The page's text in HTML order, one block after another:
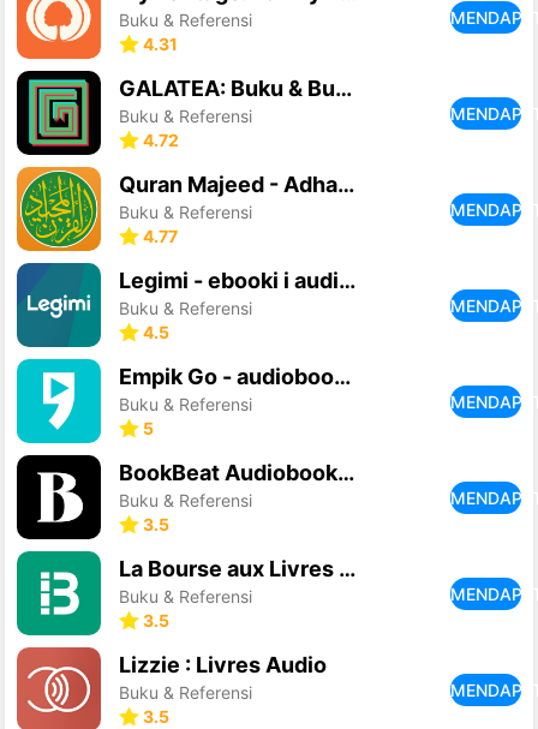
Buku & Referensi
4.31
GALATEA: Buku & Buku Audio
Buku & Referensi
4.72
Quran Majeed - Adhan & Qibla
Buku & Referensi
4.77
Legimi - ebooki i audiobooki
Buku & Referensi
4.5
Empik Go - audiobooki i ebooki
Buku & Referensi
5
BookBeat Audiobooks & E-books
Buku & Referensi
3.5
La Bourse aux Livres - Vendre
Buku & Referensi
3.5
Lizzie : Livres Audio
Buku & Referensi
3.5